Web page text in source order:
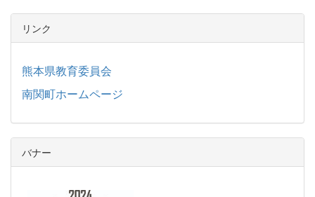
リンク
熊本県教育委員会
南関町ホームページ
バナー